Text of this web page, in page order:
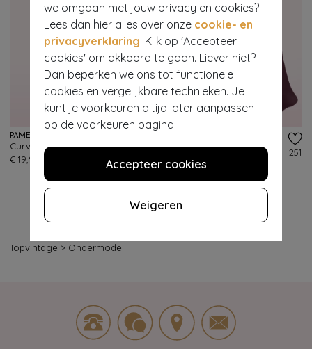
we omgaan met jouw privacy en cookies?
Lees dan hier alles over onze cookie- en
privacyverklaring. Klik op 'Accepteer
cookies' om akkoord te gaan. Liever niet?
Dan beperken we ons tot functionele
cookies en vergelijkbare technieken. Je
kunt je voorkeuren altijd later aanpassen
op de voorkeuren pagina.
Accepteer cookies
Weigeren
PAMELA MANN
Curvy superstretch panty in bordeauxrood
€ 19,95
€ 10,95
251
Topvintage > Ondermode